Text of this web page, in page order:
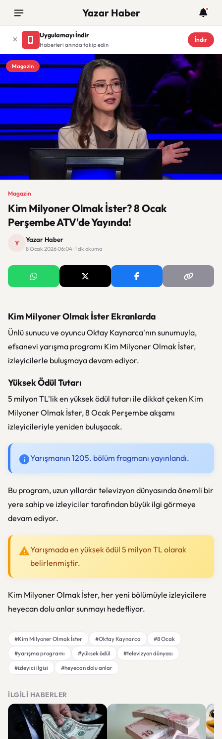
Yazar Haber
Uygulamayı İndir
Haberleri anında takip edin
İndir
Magazin
Magazin
Kim Milyoner Olmak İster? 8 Ocak
Perşembe ATV'de Yayında!
Y Yazar Haber
8 Ocak 2026 06:04 · 1 dk okuma
Kim Milyoner Olmak İster Ekranlarda
Ünlü sunucu ve oyuncu Oktay Kaynarca'nın sunumuyla,
efsanevi yarışma programı Kim Milyoner Olmak İster,
izleyicilerle buluşmaya devam ediyor.
Yüksek Ödül Tutarı
5 milyon TL'lik en yüksek ödül tutarı ile dikkat çeken Kim
Milyoner Olmak İster, 8 Ocak Perşembe akşamı
izleyicileriyle yeniden buluşacak.
Yarışmanın 1205. bölüm fragmanı yayınlandı.
Bu program, uzun yıllardır televizyon dünyasında önemli bir
yere sahip ve izleyiciler tarafından büyük ilgi görmeye
devam ediyor.
Yarışmada en yüksek ödül 5 milyon TL olarak
belirlenmiştir.
Kim Milyoner Olmak İster, her yeni bölümüyle izleyicilere
heyecan dolu anlar sunmayı hedefliyor.
#Kim Milyoner Olmak İster #Oktay Kaynarca
#8 Ocak
#yarışma programı
#yüksek ödül
#televizyon dünyası
#izleyici ilgisi
#heyecan dolu anlar
İLGILI HABERLER